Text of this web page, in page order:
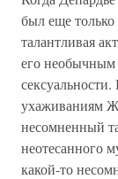
был еще
талантливая
его необычным
ухаживаниям
несомненный
неотесанного
какой-то